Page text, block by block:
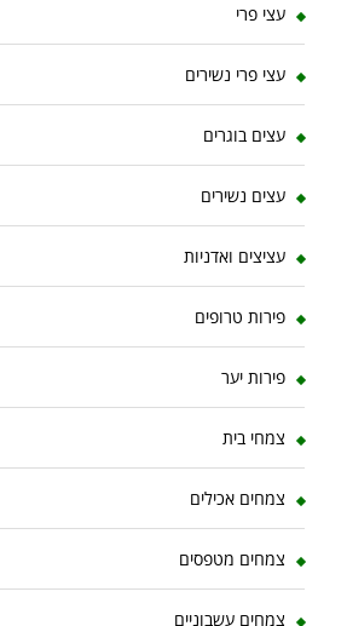
עצי פרי
עצי פרי נשירים
עצים בוגרים
עצים נשירים
עציצים ואדניות
פירות טרופים
פירות יער
צמחי בית
צמחים אכילים
צמחים מטפסים
צמחים עשבוניים